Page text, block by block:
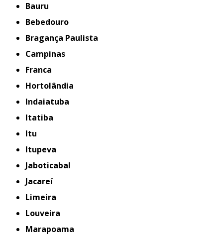
Bauru
Bebedouro
Bragança Paulista
Campinas
Franca
Hortolândia
Indaiatuba
Itatiba
Itu
Itupeva
Jaboticabal
Jacareí
Limeira
Louveira
Marapoama